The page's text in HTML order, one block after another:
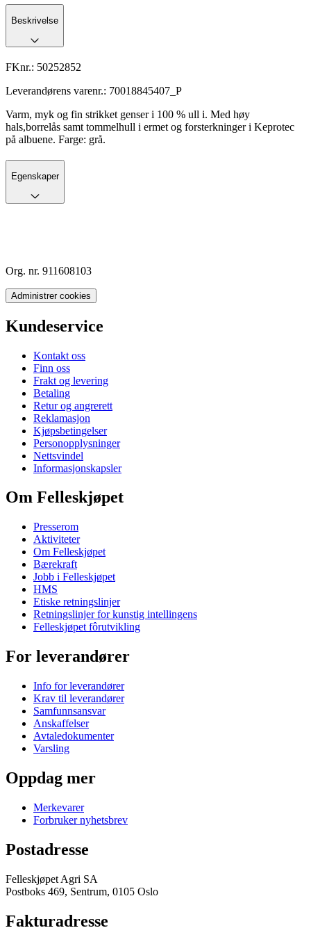
Beskrivelse
FKnr.: 50252852
Leverandørens varenr.: 70018845407_P
Varm, myk og fin strikket genser i 100 % ull i. Med høy
hals,borrelås samt tommelhull i ermet og forsterkninger i Keprotec
på albuene. Farge: grå.
Egenskaper
Org. nr. 911608103
Administrer cookies
Kundeservice
Kontakt oss
Finn oss
Frakt og levering
Betaling
Retur og angrerett
Reklamasjon
Kjøpsbetingelser
Personopplysninger
Nettsvindel
Informasjonskapsler
Om Felleskjøpet
Presserom
Aktiviteter
Om Felleskjøpet
Bærekraft
Jobb i Felleskjøpet
HMS
Etiske retningslinjer
Retningslinjer for kunstig intellingens
Felleskjøpet fôrutvikling
For leverandører
Info for leverandører
Krav til leverandører
Samfunnsansvar
Anskaffelser
Avtaledokumenter
Varsling
Oppdag mer
Merkevarer
Forbruker nyhetsbrev
Postadresse
Felleskjøpet Agri SA
Postboks 469, Sentrum, 0105 Oslo
Fakturadresse